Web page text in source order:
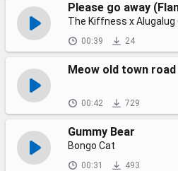
Please go away
The Kiffness x Alugalug
00:39 24
Meow old town road
00:42 729
Gummy Bear
Bongo Cat
00:31 493